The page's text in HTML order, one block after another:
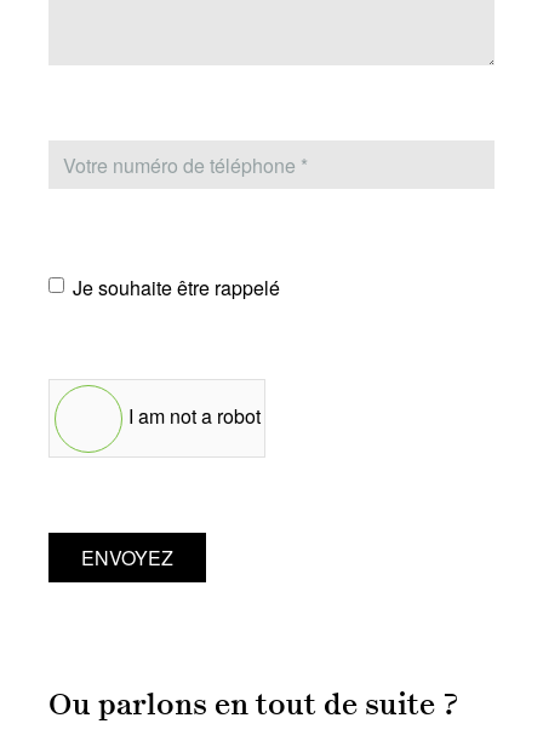
Je souhaite être rappelé
I am not a robot
ENVOYEZ
Ou parlons en tout de suite ?